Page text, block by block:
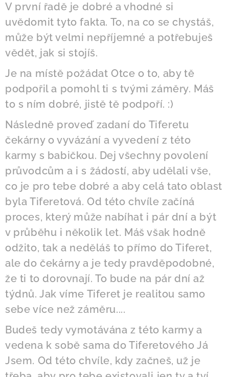
V první řadě je dobré a vhodné si
uvědomit tyto fakta. To, na co se chystáš,
může být velmi nepříjemné a potřebuješ
vědět, jak si stojíš.
Je na místě požádat Otce o to, aby tě
podpořil a pomohl ti s tvými záměry. Máš
to s ním dobré, jistě tě podpoří. :)
Následně proveď zadaní do Tiferetu
čekárny o vyvázání a vyvedení z této
karmy s babičkou. Dej všechny povolení
průvodcům a i s žádostí, aby udělali vše,
co je pro tebe dobré a aby celá tato oblast
byla Tiferetová. Od této chvíle začíná
proces, který může nabíhat i pár dní a být
v průběhu i několik let. Máš však hodně
odžito, tak a neděláš to přímo do Tiferet,
ale do čekárny a je tedy pravděpodobné,
že ti to dorovnají. To bude na pár dní až
týdnů. Jak víme Tiferet je realitou samo
sebe více než záměru....
Budeš tedy vymotávána z této karmy a
vedena k sobě sama do Tiferetového Já
Jsem. Od této chvíle, kdy začneš, už je